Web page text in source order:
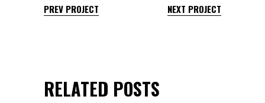
PREV PROJECT NEXT PROJECT
RELATED POSTS